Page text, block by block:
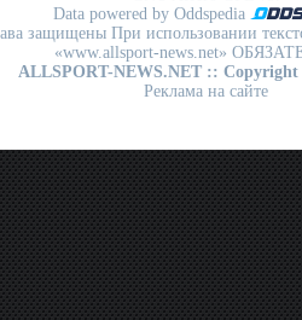
Data powered by Oddspedia
защищены При использовании
«www.allsport-news.net»
ALLSPORT-NEWS.NET :: Copyright
Реклама на сайте